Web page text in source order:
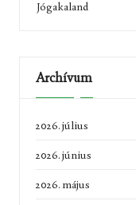
Jógakaland
Archívum
2026. július
2026. június
2026. május